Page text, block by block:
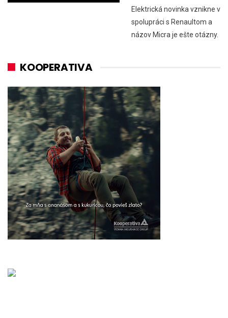
Elektrická novinka vznikne v
spolupráci s Renaultom a
názov Micra je ešte otázny.
KOOPERATIVA